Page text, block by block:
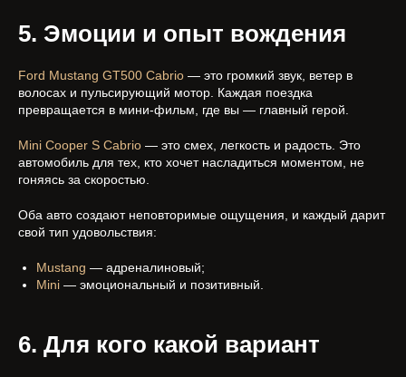
5. Эмоции и опыт вождения
Ford Mustang GT500 Cabrio — это громкий звук, ветер в
волосах и пульсирующий мотор. Каждая поездка
превращается в мини-фильм, где вы — главный герой.
Mini Cooper S Cabrio — это смех, легкость и радость. Это
автомобиль для тех, кто хочет насладиться моментом, не
гоняясь за скоростью.
Оба авто создают неповторимые ощущения, и каждый дарит
свой тип удовольствия:
Mustang — адреналиновый;
Mini — эмоциональный и позитивный.
6. Для кого какой вариант